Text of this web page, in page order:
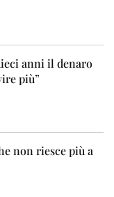
anni il denaro
più”
non riesce più a